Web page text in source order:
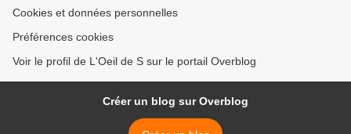
Cookies et données personnelles
Préférences cookies
Voir le profil de L'Oeil de S sur le portail Overblog
Créer un blog sur Overblog